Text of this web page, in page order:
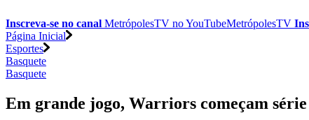
Inscreva-se no canal MetrópolesTV noYouTubeMetrópolesTV
Página Inicial
Esportes
Basquete
Basquete
Em grande jogo, Warriors começam